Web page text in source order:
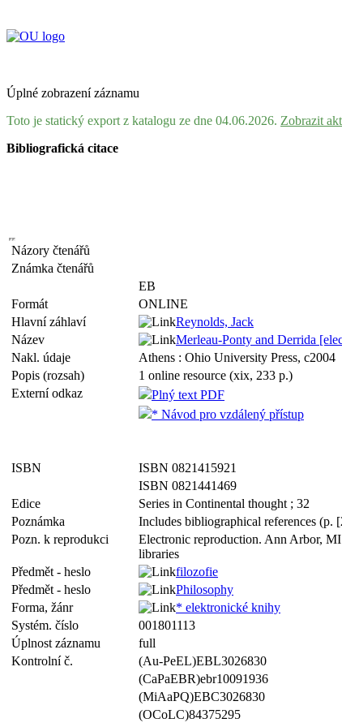
Úplné zobrazení záznamu
Toto je statický export z katalogu ze dne 04.06.2026. Zobrazit
Bibliografická citace
Názory čtenářů
Známka čtenářů
EB
Formát
ONLINE
Hlavní záhlaví
Reynolds, Jack
Název
Merleau-Ponty and Derrida
Nakl. údaje
Athens : Ohio University Press, c2004
Popis (rozsah)
1 online resource (xix, 233 p.)
Externí odkaz
Plný text PDF
* Návod pro vzdálený přístup
ISBN
ISBN 0821415921
ISBN 0821441469
Edice
Series in Continental thought ; 32
Poznámka
Includes bibliographical references (p.
Pozn. k reprodukci
Electronic reproduction. Ann Arbor,
libraries
Předmět - heslo
filozofie
Předmět - heslo
Philosophy
Forma, žánr
* elektronické knihy
Systém. číslo
001801113
Úplnost záznamu
full
Kontrolní č.
(Au-PeEL)EBL3026830
(CaPaEBR)ebr10091936
(MiAaPQ)EBC3026830
(OCoLC)84375295